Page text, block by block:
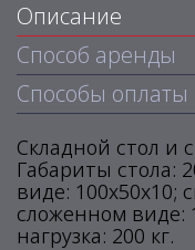
Описание
Способ аренды
Способы оплаты
Складной стол и
Габариты стола:
виде: 100х50х10;
сложенном виде:
нагрузка: 200 кг.